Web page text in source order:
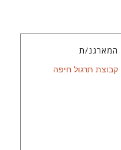
המארגנ/ת
קבוצת תרגול חיפה